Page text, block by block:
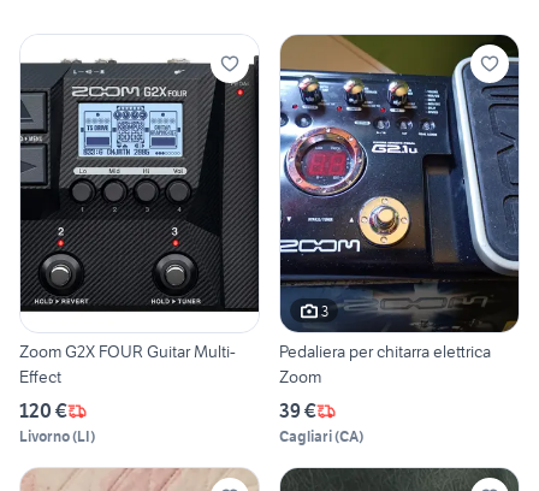
Zoom G2X FOUR Guitar Multi-
Effect
120 €
Livorno(LI)
3
Pedaliera per chitarra elettrica
Zoom
39 €
Cagliari(CA)